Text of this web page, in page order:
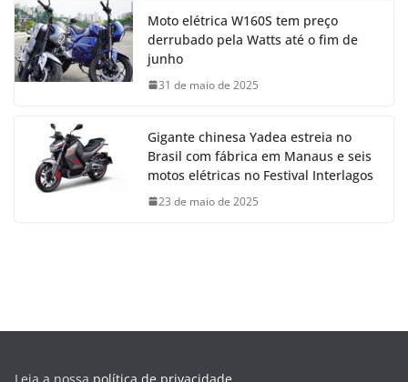
Moto elétrica W160S tem preço
derrubado pela Watts até o fim de
junho
31 de maio de 2025
Gigante chinesa Yadea estreia no
Brasil com fábrica em Manaus e seis
motos elétricas no Festival Interlagos
23 de maio de 2025